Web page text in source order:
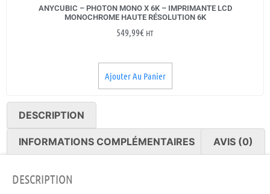
ANYCUBIC – PHOTON MONO X 6K – IMPRIMANTE LCD
MONOCHROME HAUTE RÉSOLUTION 6K
549,99€ HT
Ajouter Au Panier
DESCRIPTION
INFORMATIONS COMPLÉMENTAIRES AVIS (0)
DESCRIPTION